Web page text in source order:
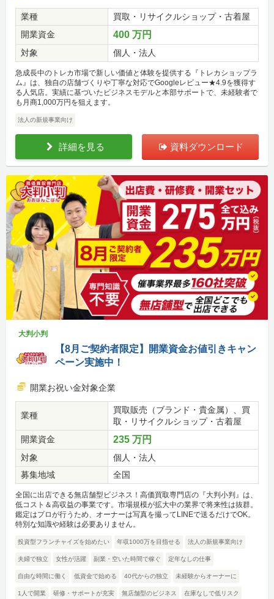
業種
買取・リサイクルショップ・古着屋
開業資金
400 万円
対象 個人・法人
急成長中のトレカ市場で新しい価値と体験を提供する『トレカショップラ
ム』は、独自の店舗づくりや丁寧な対応でGoogleレビュー★4.9を獲得す
る人気店。実績に基づいたビジネスモデルと本部サポートで、未経験者で
も月商1,000万円を狙えます。
法人の新規事業向け
詳細を見る 資料ダウンロード
大判小判
【8月ご契約者限定】開業資金お値引きキャン
ペーン実施中！
開業お祝い金対象企業
業種
買取販売（ブランド・貴金属）、買
取・リサイクルショップ・古着屋
開業資金
235 万円
対象
個人・法人
募集地域
全国
全国に出店できる無店舗型ビジネス！高価買取専門店の『大判小判』は、
低コスト＆高収益の事業です。市場規模が拡大中の業界で将来性は抜群。
鑑定はプロが行うため、オーナーは写真を撮ってLINEで送るだけでOK。
特別な知識や経験は必要ありません。
投資型フランチャイズを始めたい 年収1000万を目指せる 法人の新規事業向け
夫婦で独立 女性が活躍 副業・空いた時間で稼ぐ 定年なしの仕事
自由な時間に働く 低資金で始める 40代からの独立 未経験からオーナーに
1人で開業 研修・サポートが充実 無店舗型のビジネス 在庫なしで低リスク